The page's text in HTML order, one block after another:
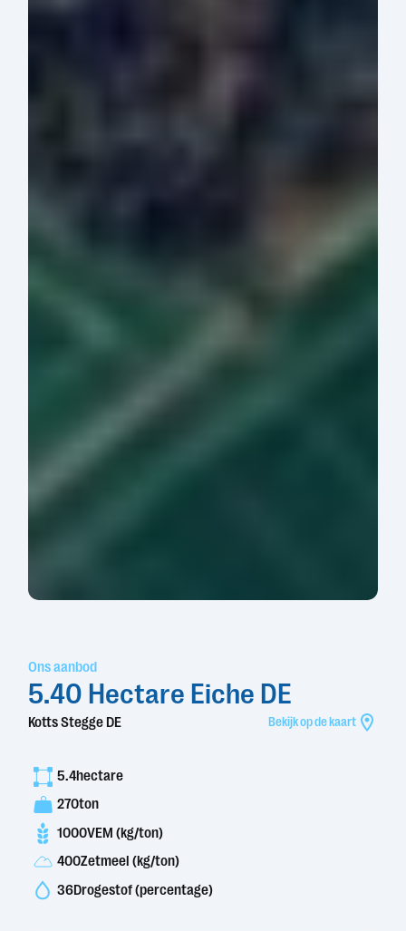
Ons aanbod
5.40 Hectare Eiche DE
Kotts Stegge DE Bekijk op de kaart
5.4hectare
270ton
1000VEM (kg/ton)
400Zetmeel (kg/ton)
36Drogestof (percentage)